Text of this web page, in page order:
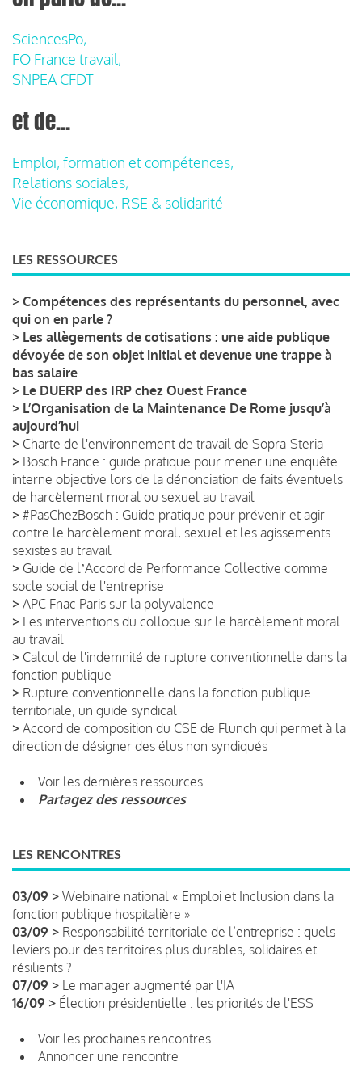
SciencesPo,
FO France travail,
SNPEA CFDT
et de...
Emploi, formation et compétences,
Relations sociales,
Vie économique, RSE & solidarité
LES RESSOURCES
> Compétences des représentants du personnel, avec
qui on en parle ?
> Les allègements de cotisations : une aide publique
dévoyée de son objet initial et devenue une trappe à
bas salaire
> Le DUERP des IRP chez Ouest France
> L’Organisation de la Maintenance De Rome jusqu’à
aujourd’hui
> Charte de l'environnement de travail de Sopra-Steria
> Bosch France : guide pratique pour mener une enquête
interne objective lors de la dénonciation de faits éventuels
de harcèlement moral ou sexuel au travail
> #PasChezBosch : Guide pratique pour prévenir et agir
contre le harcèlement moral, sexuel et les agissements
sexistes au travail
> Guide de lʼAccord de Performance Collective comme
socle social de l'entreprise
> APC Fnac Paris sur la polyvalence
> Les interventions du colloque sur le harcèlement moral
au travail
> Calcul de l'indemnité de rupture conventionnelle dans la
fonction publique
> Rupture conventionnelle dans la fonction publique
territoriale, un guide syndical
> Accord de composition du CSE de Flunch qui permet à la
direction de désigner des élus non syndiqués
Voir les dernières ressources
Partagez des ressources
LES RENCONTRES
03/09 > Webinaire national « Emploi et Inclusion dans la
fonction publique hospitalière »
03/09 > Responsabilité territoriale de l’entreprise : quels
leviers pour des territoires plus durables, solidaires et
résilients ?
07/09 > Le manager augmenté par l'IA
16/09 > Élection présidentielle : les priorités de l'ESS
Voir les prochaines rencontres
Annoncer une rencontre